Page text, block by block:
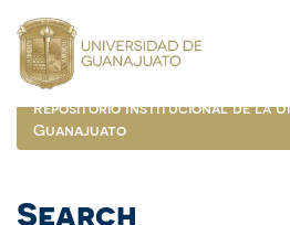
navigation
Repositorio Institucional de la
Guanajuato
Search